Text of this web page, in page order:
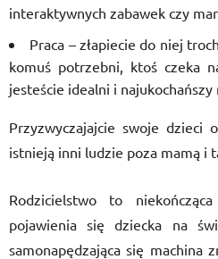
interaktywnych zabawek czy
Praca – złapiecie do niej
komuś potrzebni, ktoś czeka
jesteście idealni i najukochańszy
Przyzwyczajajcie swoje dzieci
istnieją inni ludzie poza mamą i
Rodzicielstwo to
pojawienia się dziecka na
samonapędzająca się machina